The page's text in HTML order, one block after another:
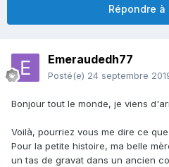
Répondre
Emeraudedh77
Posté(e) 24 septembre
Bonjour tout le monde, je viens
Voilà, pourriez vous me dire ce
Pour la petite histoire, ma belle
un tas de gravat dans un ancien